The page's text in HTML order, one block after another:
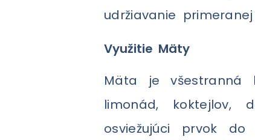
udržiavanie
Využitie Mäty
Mäta je všestranná
limonád, koktejlov,
osviežujúci prvok